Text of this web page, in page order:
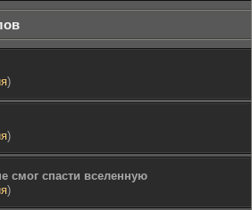
)
)
смог спасти вселенную
)